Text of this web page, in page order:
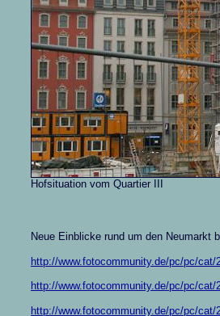
Hofsituation vom Quartier III
Neue Einblicke rund um den Neumarkt
http://www.fotocommunity.de/pc/pc/cat/
http://www.fotocommunity.de/pc/pc/cat/
http://www.fotocommunity.de/pc/pc/cat/